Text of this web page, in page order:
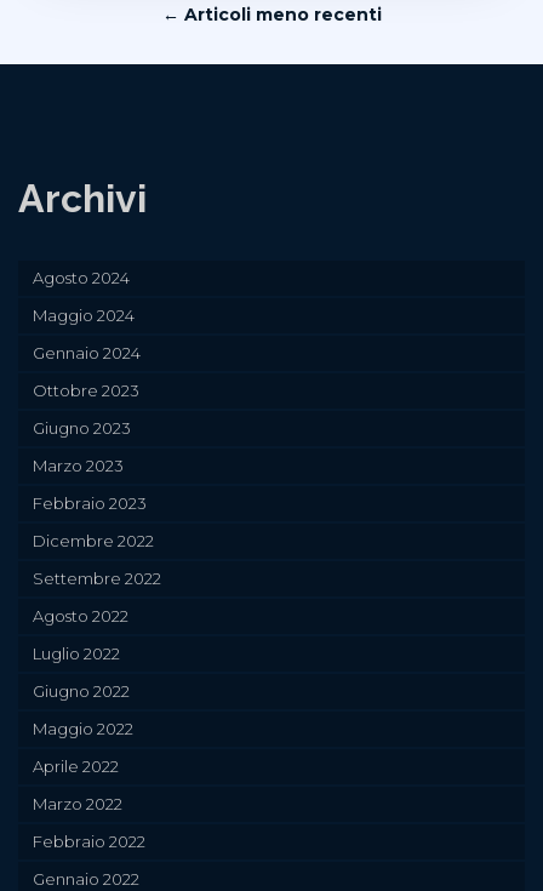
Dt
Navigazione
articoli
← Articoli meno recenti
Archivi
Agosto 2024
Maggio 2024
Gennaio 2024
Ottobre 2023
Giugno 2023
Marzo 2023
Febbraio 2023
Dicembre 2022
Settembre 2022
Agosto 2022
Luglio 2022
Giugno 2022
Maggio 2022
Aprile 2022
Marzo 2022
Febbraio 2022
Gennaio 2022